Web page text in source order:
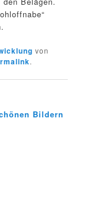
von
.
Bildern